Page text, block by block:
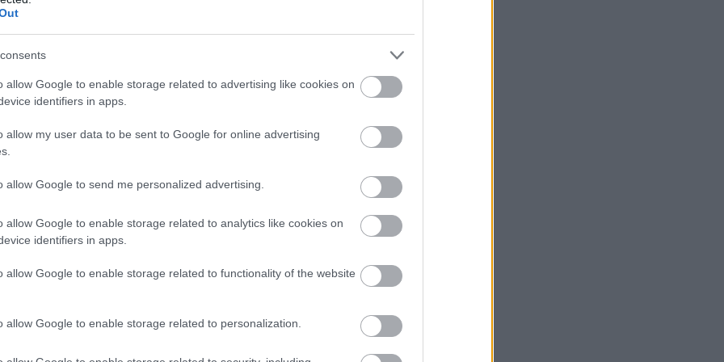
allow Google to enable storage related to advertising like cookies on
identifiers in apps.
allow my user data to be sent to Google for online advertising
allow Google to send me personalized advertising.
allow Google to enable storage related to analytics like cookies on
identifiers in apps.
allow Google to enable storage related to functionality of the website
allow Google to enable storage related to personalization.
notikusi smaga
– viens no
vietas
jūtas…” Elīna
laiku pēc dēla
komisijai, lai tā iegūtu papildu
stāvokli, tomēr vairākums parlamentāriešu šo